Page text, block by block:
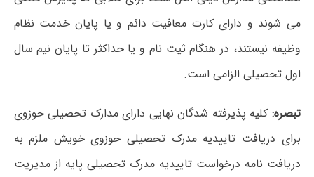
می شوند و دارای کارت معافیت دائم و یا پایان خدمت نظام
وظیفه نیستند، در هنگام ثیت نام و یا حداکثر تا پایان نیم سال
اول تحصیلی الزامی است.
تبصره: کلیه پذیرفته شدگان نهایی دارای مدارک تحصیلی حوزوی
برای دریافت تاییدیه مدرک تحصیلی حوزوی خویش ملزم به
دریافت نامه درخواست تاییدیه مدرک تحصیلی پایه از مدیریت